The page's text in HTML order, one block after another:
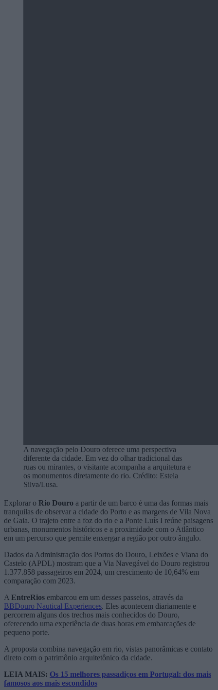
A navegação pelo Douro oferece uma perspectiva
diferente da cidade. Em vez do olhar tradicional das
ruas ou mirantes, o visitante acompanha a arquitetura e
os monumentos diretamente do rio. Crédito: Estela
Silva/Lusa.
Explorar o Rio Douro a partir de um barco é uma das formas mais
tranquilas de observar a cidade do Porto e as margens de Vila Nova
de Gaia. O trajeto entre a foz do rio e a Ponte Luís I reúne paisagens
urbanas, monumentos históricos e a proximidade com o Atlântico
em um percurso que permite enxergar a região por outro ângulo.
Dados da Administração dos Portos do Douro, Leixões e Viana do
Castelo (APDL) mostram que a Via Navegável do Douro registrou
1.377.858 passageiros em 2024, um crescimento de 10,64% em
comparação com 2023.
A EntreRios embarcou em um desses passeios, através da
BBDouro Nautical Experiences. Eles acontecem diariamente e
percorrem alguns dos trechos mais conhecidos do Douro,
oferecendo uma experiência de duas horas em embarcações de
pequeno porte.
A proposta combina navegação em rio, vistas panorâmicas e contato
direto com o patrimônio arquitetônico da cidade.
LEIA MAIS: Os 15 melhores passadiços em Portugal: dos mais
famosos aos mais escondidos